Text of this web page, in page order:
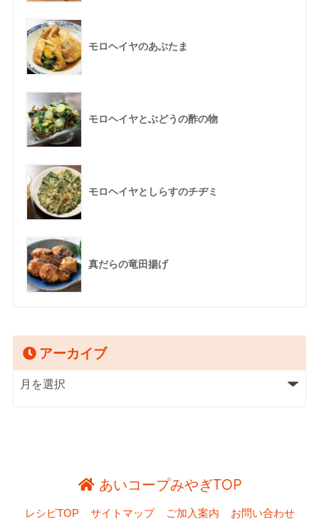
モロヘイヤのあぶたま
モロヘイヤとぶどうの酢の物
モロヘイヤとしらすのチヂミ
真だらの竜田揚げ
アーカイブ
あいコープみやぎTOP
レシピTOP サイトマップ ご加入案内 お問い合わせ